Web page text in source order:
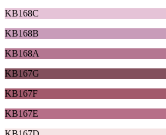
KB168C
KB168B
KB168A
KB167G
KB167F
KB167E